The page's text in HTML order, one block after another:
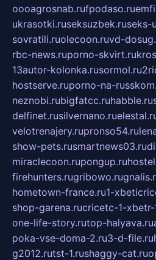
oooagrosnab.rufpodaso.ru
ukrasotki.ruseksuzbek.ruseks-
sovratili.ruolecoon.ruvd-
rbc-news.ruporno-skvirt.ru
13autor-kolonka.rusormol.ru
hostserve.ruporno-na-
neznobi.rubigfatcc.ruhabble.ru
delfinet.rusilvernano.ru
velotrenajery.rupronso54.ru
show-pets.rusmartnews03.ru
miraclecoon.rupongup.ru
firehunters.rugribowo.ru
hometown-france.ru1-
shop-garena.rucricetc-1-
one-life-story.rutop-halyava.ru
poka-vse-doma-2.ru3-d-file.ru
g2012.rutst-1.rushaggy-cat.ru